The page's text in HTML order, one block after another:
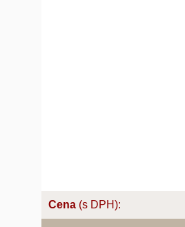
Cena (s DPH):